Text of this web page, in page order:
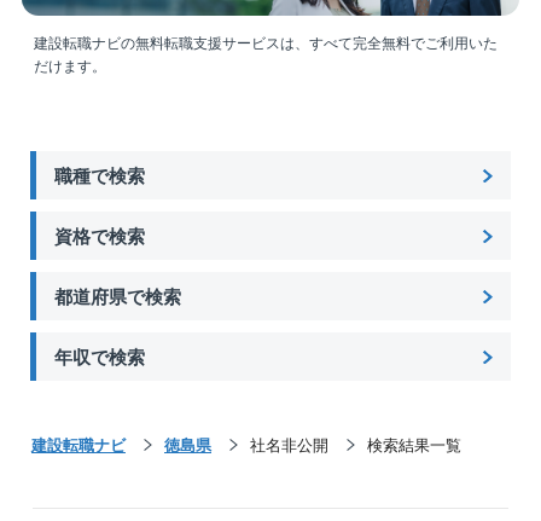
建設転職ナビの無料転職支援サービスは、すべて完全無料でご利用いた
だけます。
職種で検索
資格で検索
都道府県で検索
年収で検索
建設転職ナビ 徳島県 社名非公開 検索結果一覧